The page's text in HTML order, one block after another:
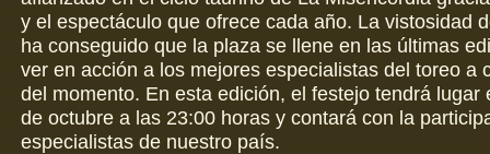
y el espectáculo que ofrece cada año. La vistosidad
ha conseguido que la plaza se llene en las últimas
ver en acción a los mejores especialistas del toreo a
del momento. En esta edición, el festejo tendrá lugar
de octubre a las 23:00 horas y contará con la
especialistas de nuestro país.